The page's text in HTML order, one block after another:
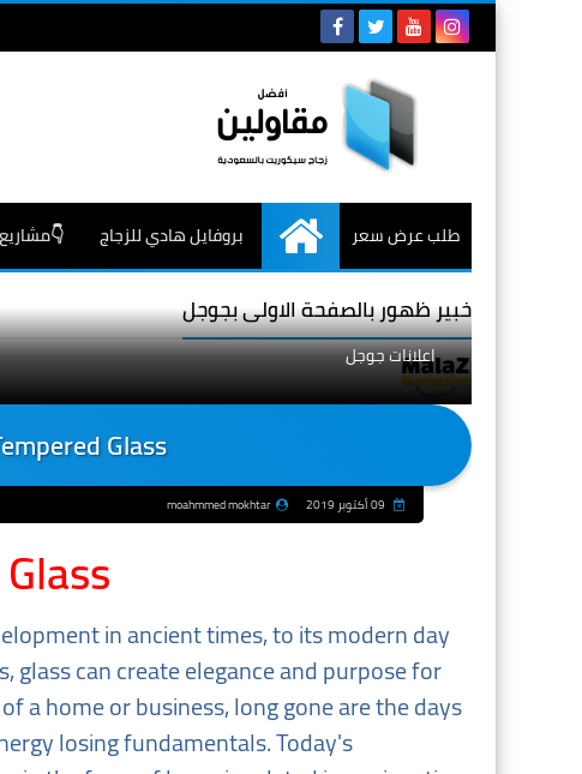
طلب عرض سعر الرئيسية
بروفايل هادي للزجاج
خبير ظهور بالصفحة الاولى بجوجل
اعلانات جوجل
Glass
moahmmed mokhtar
in ancient times, to its modern day
can create elegance and purpose for
a home or business, long gone are the days
losing fundamentals. Today's